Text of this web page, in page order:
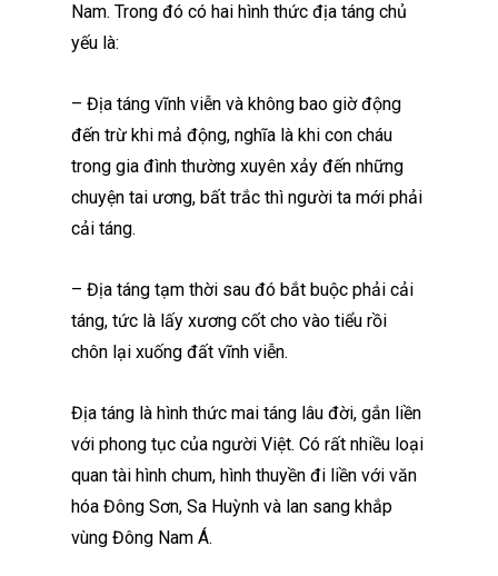
Nam. Trong đó có hai hình thức địa táng chủ
yếu là:
– Địa táng vĩnh viễn và không bao giờ động
đến trừ khi mả động, nghĩa là khi con cháu
trong gia đình thường xuyên xảy đến những
chuyện tai ương, bất trắc thì người ta mới phải
cải táng.
– Địa táng tạm thời sau đó bắt buộc phải cải
táng, tức là lấy xương cốt cho vào tiểu rồi
chôn lại xuống đất vĩnh viễn.
Địa táng là hình thức mai táng lâu đời, gắn liền
với phong tục của người Việt. Có rất nhiều loại
quan tài hình chum, hình thuyền đi liền với văn
hóa Đông Sơn, Sa Huỳnh và lan sang khắp
vùng Đông Nam Á.